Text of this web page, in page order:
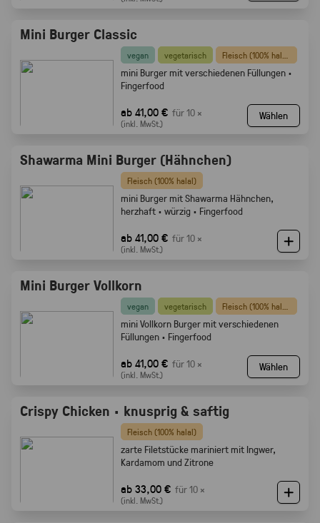
Mini Burger Classic
vegan vegetarisch
mini Burger mit verschiedenen Füllungen ·
Fingerfood
ab 41,00 € für 10 ×
(inkl. MwSt.)
Wählen
Shawarma Mini Burger (Hähnchen)
Fleisch (100% halal)
mini Burger mit Shawarma Hähnchen,
herzhaft · würzig · Fingerfood
ab 41,00 € für 10 ×
(inkl. MwSt.)
Mini Burger Vollkorn
vegan vegetarisch
mini Vollkorn Burger mit verschiedenen
Füllungen · Fingerfood
ab 41,00 € für 10 ×
(inkl. MwSt.)
Wählen
Crispy Chicken · knusprig & saftig
Fleisch (100% halal)
zarte Filetstücke mariniert mit Ingwer,
Kardamom und Zitrone
ab 33,00 € für 10 ×
(inkl. MwSt.)